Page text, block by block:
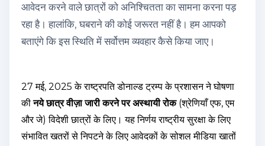
आवेदन करने वाले छात्रों को अनिश्चितता का सामना करना पड़
रहा है। हालांकि, घबराने की कोई जरूरत नहीं है। हम आपको
बताएंगे कि इस स्थिति में सर्वोत्तम व्यवहार कैसे किया जाए।
27 मई, 2025 के राष्ट्रपति डोनाल्ड ट्रम्प के प्रशासन ने घोषणा
कीनये छात्र वीज़ा जारी करने पर अस्थायी रोक(श्रेणियाँ एफ, एम
और जे) विदेशी छात्रों के लिए। यह निर्णय राष्ट्रीय सुरक्षा के लिए
संभावित खतरों से निपटने के लिए आवेदकों के सोशल मीडिया खातों